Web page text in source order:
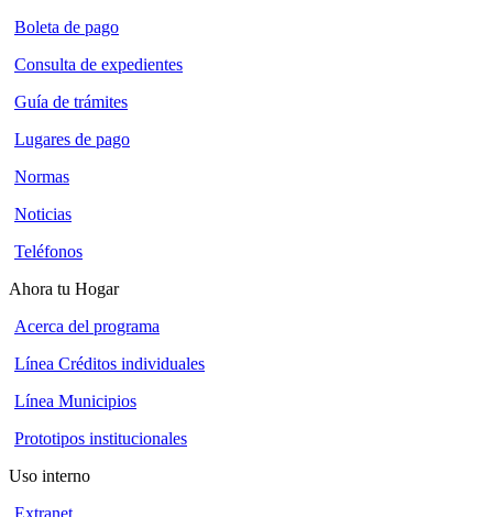
Boleta de pago
Consulta de expedientes
Guía de trámites
Lugares de pago
Normas
Noticias
Teléfonos
Ahora tu Hogar
Acerca del programa
Línea Créditos individuales
Línea Municipios
Prototipos institucionales
Uso interno
Extranet